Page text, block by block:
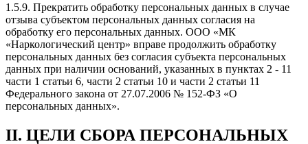
1.5.9. Прекратить обработку персональных данных в случае
отзыва субъектом персональных данных согласия на
обработку его персональных данных. ООО «МК
«Наркологический центр» вправе продолжить обработку
персональных данных без согласия субъекта персональных
данных при наличии оснований, указанных в пунктах 2 - 11
части 1 статьи 6, части 2 статьи 10 и части 2 статьи 11
Федерального закона от 27.07.2006 № 152-ФЗ «О
персональных данных».
II. ЦЕЛИ СБОРА ПЕРСОНАЛЬНЫХ